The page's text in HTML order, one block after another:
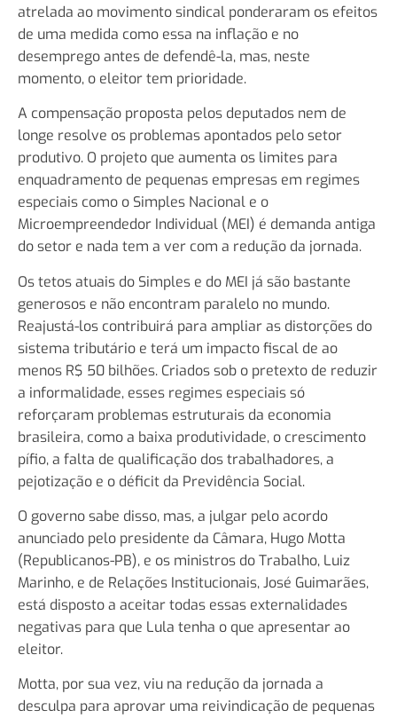
atrelada ao movimento sindical ponderaram os efeitos
de uma medida como essa na inflação e no
desemprego antes de defendê-la, mas, neste
momento, o eleitor tem prioridade.
A compensação proposta pelos deputados nem de
longe resolve os problemas apontados pelo setor
produtivo. O projeto que aumenta os limites para
enquadramento de pequenas empresas em regimes
especiais como o Simples Nacional e o
Microempreendedor Individual (MEI) é demanda antiga
do setor e nada tem a ver com a redução da jornada.
Os tetos atuais do Simples e do MEI já são bastante
generosos e não encontram paralelo no mundo.
Reajustá-los contribuirá para ampliar as distorções do
sistema tributário e terá um impacto fiscal de ao
menos R$ 50 bilhões. Criados sob o pretexto de reduzir
a informalidade, esses regimes especiais só
reforçaram problemas estruturais da economia
brasileira, como a baixa produtividade, o crescimento
pífio, a falta de qualificação dos trabalhadores, a
pejotização e o déficit da Previdência Social.
O governo sabe disso, mas, a julgar pelo acordo
anunciado pelo presidente da Câmara, Hugo Motta
(Republicanos-PB), e os ministros do Trabalho, Luiz
Marinho, e de Relações Institucionais, José Guimarães,
está disposto a aceitar todas essas externalidades
negativas para que Lula tenha o que apresentar ao
eleitor.
Motta, por sua vez, viu na redução da jornada a
desculpa para aprovar uma reivindicação de pequenas